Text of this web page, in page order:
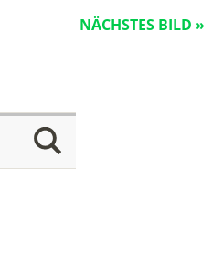
NÄCHSTES BILD »